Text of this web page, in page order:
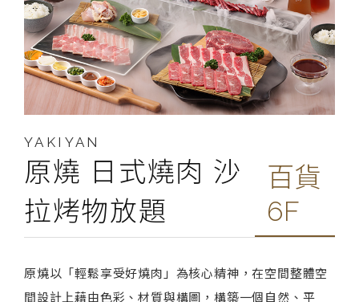
YAKIYAN
原燒 日式燒肉 沙
拉烤物放題
百貨
6F
原燒以「輕鬆享受好燒肉」為核心精神，在空間整體空
間設計上藉由色彩、材質與構圖，構築一個自然、平